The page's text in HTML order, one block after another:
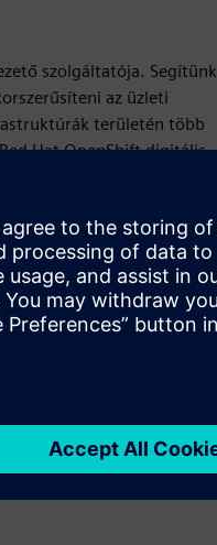
szolgáltatója. Segítünk
az üzleti
területén több
Hat OpenShift digitális
számára.